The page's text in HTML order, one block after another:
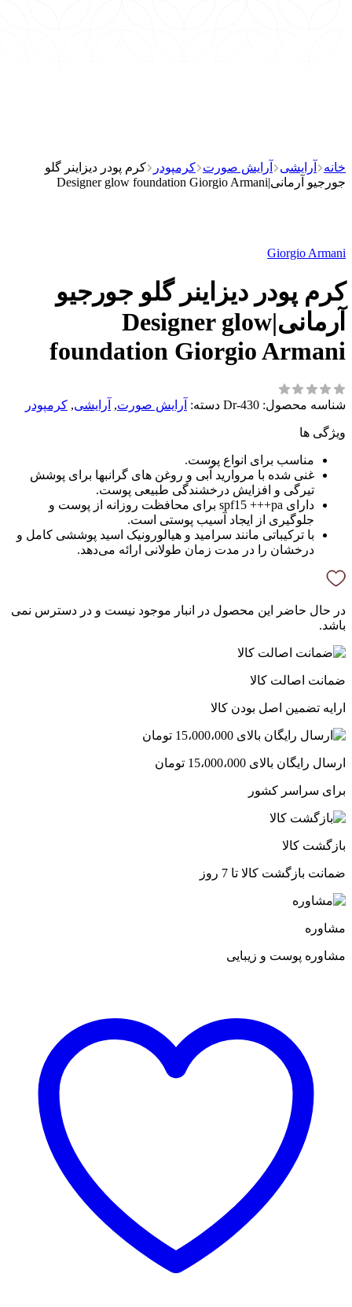
خانه آرایشی آرایش صورت کرمپودر
کرم پودر دیزاینر گلو
جورجیو آرمانی|Designer glow foundation Giorgio Armani
Giorgio Armani
کرم پودر دیزاینر گلو جورجیو
آرمانی|Designer glow
foundation Giorgio Armani
شناسه محصول: Dr-430 دسته: آرایش صورت, آرایشی, کرمپودر
ویژگی ها
مناسب برای انواع پوست.
غنی شده با مروارید آبی و روغن های گرانبها برای پوشش
تیرگی و افزایش درخشندگی طبیعی پوست.
دارای spf15 +++pa برای محافظت روزانه از پوست و
جلوگیری از ایجاد آسیب پوستی است.
با ترکیباتی مانند سرامید و هیالورونیک اسید پوششی کامل و
درخشان را در مدت زمان طولانی ارائه می‌دهد.
در حال حاضر این محصول در انبار موجود نیست و در دسترس نمی
باشد.
ضمانت اصالت کالا
ارایه تضمین اصل بودن کالا
ارسال رایگان بالای 15،000،000 تومان
برای سراسر کشور
بازگشت کالا
ضمانت بازگشت کالا تا 7 روز
مشاوره
مشاوره پوست و زیبایی